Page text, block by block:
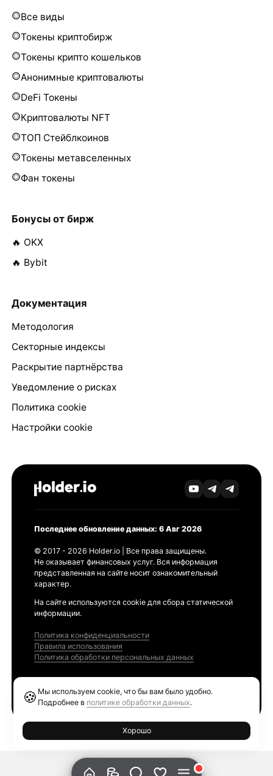
Все виды
Токены криптобирж
Токены крипто кошельков
Анонимные криптовалюты
DeFi Токены
Криптовалюты NFT
ТОП Стейблкоинов
Токены метавселенных
Фан токены
Бонусы от бирж
🔥 OKX
🔥 Bybit
Документация
Методология
Секторные индексы
Раскрытие партнёрства
Уведомление о рисках
Политика cookie
Настройки cookie
Последнее обновление данных: 6 Авг 2026
© 2017 - 2026 Holder.io | Все права защищены.
Не оказывает финансовых услуг. Вся информация
представленная на сайте носит ознакомительный
характер.
На сайте используются cookie для сбора статической
информации.
Политика конфиденциальности
Правила использования
Политика обработки персональных данных
🍪 Мы используем cookie, что бы вам было удобно.
Подробнее в политике обработки данных.
Хорошо
Ethereum GAS Tracker